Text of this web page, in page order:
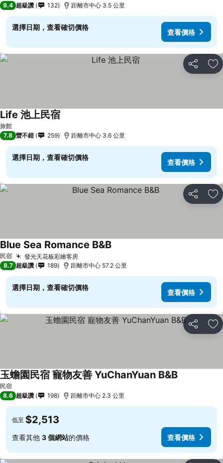
9.4 超級讚 132 距離市中心 3.5 公里
選擇日期，查看確切價格
查看價格
分享 加
旅館
Life 池上民宿
7.8 蠻不錯 259 距離市中心 3.6 公里
選擇日期，查看確切價格
查看價格
分享 加
民宿 發光天花板彩繪客房查看價格
Blue Sea Romance B&B查看價格
8.7 超級讚 189 距離市中心 57.2 公里
選擇日期，查看確切價格
查看價格
分享 加
民宿
玉蟾園民宿 寵物友善 YuChanYuan B&B查看價格
8.6 超級讚 198 距離市中心 2.3 公里
低至 $2,513
查看其他 3 個網站的價格 查看價格